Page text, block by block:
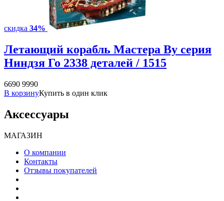
скидка 34%
Летающий корабль Мастера Ву серия
Ниндзя Го 2338 деталей / 1515
6690 9990
В корзинуКупить в один клик
Аксессуары
МАГАЗИН
О компании
Контакты
Отзывы покупателей